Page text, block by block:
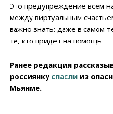
Это предупреждение всем
между виртуальным
важно знать: даже в самом
те, кто придёт на помощь.
Ранее редакция
россиянку спасли из
Мьянме.